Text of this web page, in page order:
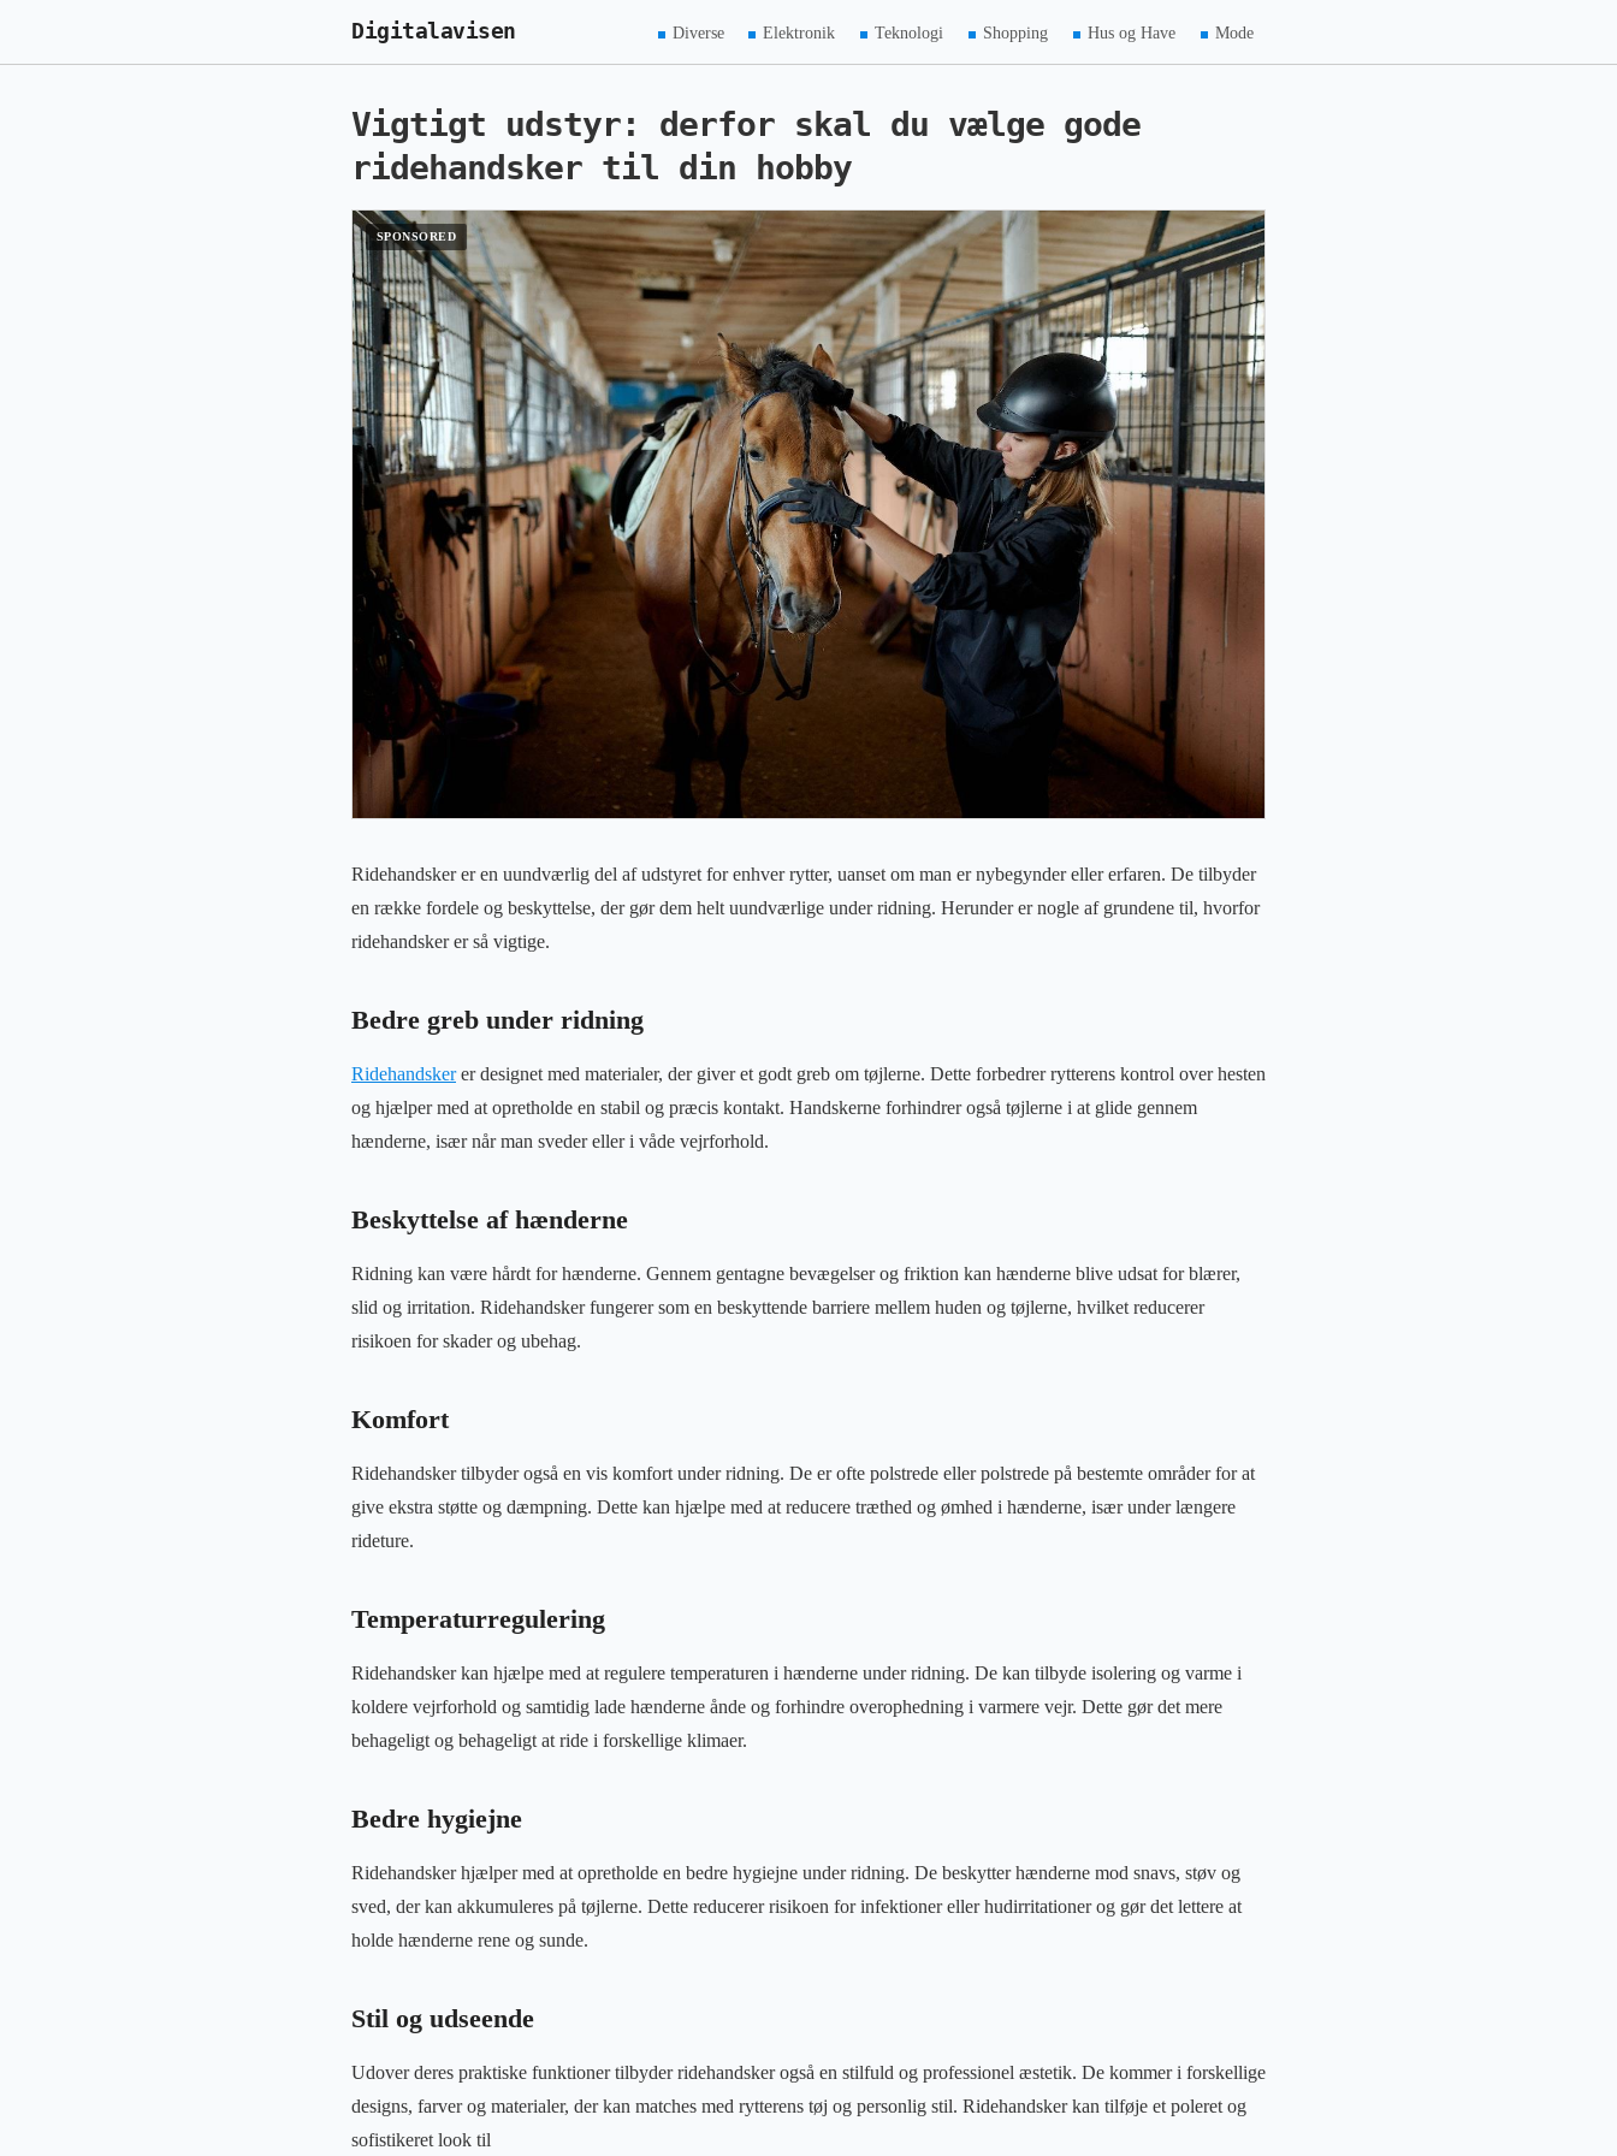
Digitalavisen Diverse Elektronik Teknologi Shopping Hus og Have Mode
Vigtigt udstyr: derfor skal du vælge gode
ridehandsker til din hobby
Ridehandsker er en uundværlig del af udstyret for enhver rytter, uanset om man er nybegynder eller erfaren. De tilbyder
en række fordele og beskyttelse, der gør dem helt uundværlige under ridning. Herunder er nogle af grundene til, hvorfor
ridehandsker er så vigtige.
Bedre greb under ridning
Ridehandskerer designet med materialer, der giver et godt greb om tøjlerne. Dette forbedrer rytterens kontrol over hesten
og hjælper med at opretholde en stabil og præcis kontakt. Handskerne forhindrer også tøjlerne i at glide gennem
hænderne, især når man sveder eller i våde vejrforhold.
Beskyttelse af hænderne
Ridning kan være hårdt for hænderne. Gennem gentagne bevægelser og friktion kan hænderne blive udsat for blærer,
slid og irritation. Ridehandsker fungerer som en beskyttende barriere mellem huden og tøjlerne, hvilket reducerer
risikoen for skader og ubehag.
Komfort
Ridehandsker tilbyder også en vis komfort under ridning. De er ofte polstrede eller polstrede på bestemte områder for at
give ekstra støtte og dæmpning. Dette kan hjælpe med at reducere træthed og ømhed i hænderne, især under længere
rideture.
Temperaturregulering
Ridehandsker kan hjælpe med at regulere temperaturen i hænderne under ridning. De kan tilbyde isolering og varme i
koldere vejrforhold og samtidig lade hænderne ånde og forhindre overophedning i varmere vejr. Dette gør det mere
behageligt og behageligt at ride i forskellige klimaer.
Bedre hygiejne
Ridehandsker hjælper med at opretholde en bedre hygiejne under ridning. De beskytter hænderne mod snavs, støv og
sved, der kan akkumuleres på tøjlerne. Dette reducerer risikoen for infektioner eller hudirritationer og gør det lettere at
holde hænderne rene og sunde.
Stil og udseende
Udover deres praktiske funktioner tilbyder ridehandsker også en stilfuld og professionel æstetik. De kommer i forskellige
designs, farver og materialer, der kan matches med rytterens tøj og personlig stil. Ridehandsker kan tilføje et poleret og
sofistikeret look til